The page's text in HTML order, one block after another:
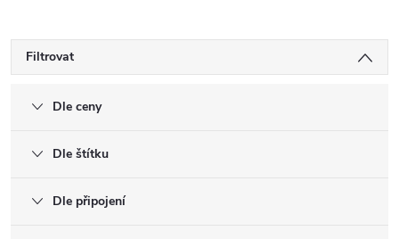
Filtrovat
Dle ceny
Dle štítku
Dle připojení